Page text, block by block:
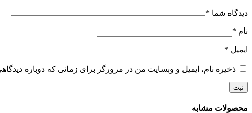
دیدگاه شما *
نام *
ایمیل *
ذخیره نام، ایمیل و وبسایت من در مرورگر برای زمانی که دوباره
محصولات مشابه